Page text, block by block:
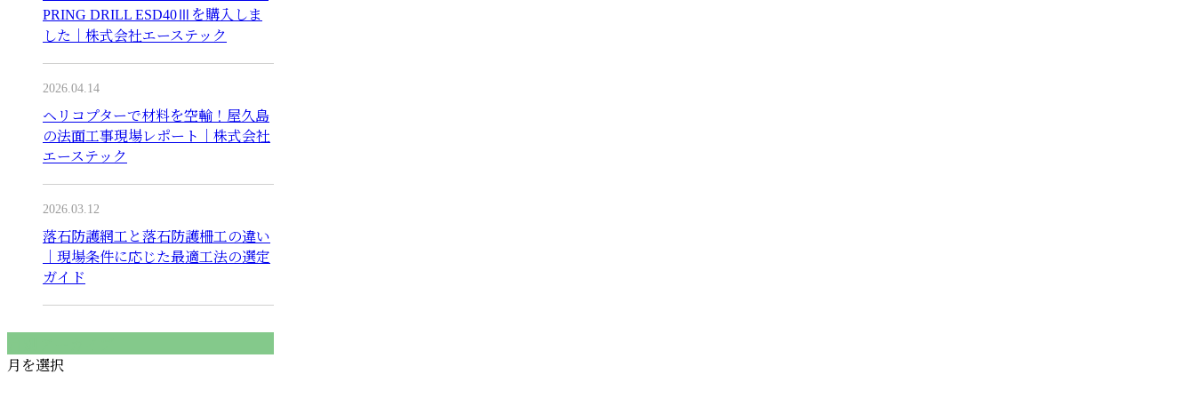
PRING DRILL ESD40Ⅲを購入しま
した｜株式会社エーステック
2026.04.14
ヘリコプターで材料を空輸！屋久島
の法面工事現場レポート｜株式会社
エーステック
2026.03.12
落石防護網工と落石防護柵工の違い
｜現場条件に応じた最適工法の選定
ガイド
月を選択